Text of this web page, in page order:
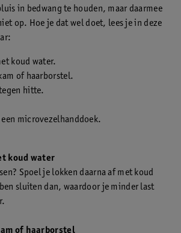
in bedwang te houden, maar daarmee
op. Hoe je dat wel doet, lees je in deze
koud water.
of haarborstel.
hitte.
een microvezelhanddoek.
koud water
Spoel je lokken daarna af met koud
sluiten dan, waardoor je minder last
of haarborstel